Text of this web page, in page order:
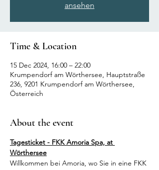
ansehen
Time & Location
15 Dec 2024, 16:00 – 22:00
Krumpendorf am Wörthersee, Hauptstraße
236, 9201 Krumpendorf am Wörthersee,
Österreich
About the event
Tagesticket - FKK Amoria Spa, at
Wörthersee
Willkommen bei Amoria, wo Sie in eine FKK